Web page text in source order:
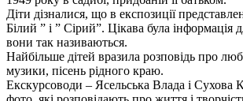
Діти дізналися, що в експозиції
Білий ” і ” Сірий”. Цікава була інформація
вони так називаються.
Найбільше дітей вразила розповідь про
музики, пісень рідного краю.
Екскурсоводи – Ясельська Влада і Сухова